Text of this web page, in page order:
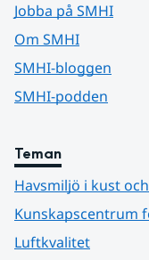
Jobba på SMHI
Om SMHI
SMHI-bloggen
SMHI-podden
Teman
Havsmiljö i kust
Kunskapscentrum
Luftkvalitet